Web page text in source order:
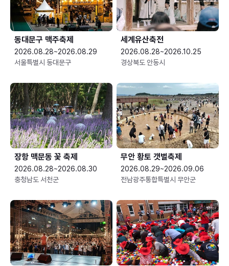
동대문구 맥주축제
2026.08.28~2026.08.29
서울특별시 동대문구
세계유산축전
2026.08.28~2026.10.25
경상북도 안동시
장항 맥문동 꽃 축제
2026.08.28~2026.08.30
충청남도 서천군
무안 황토 갯벌축제
2026.08.29~2026.09.06
전남광주통합특별시 무안군